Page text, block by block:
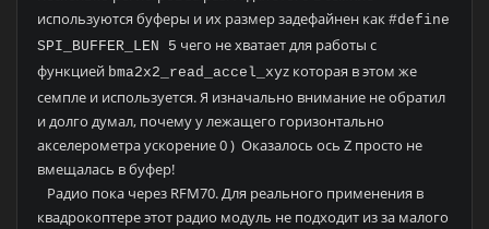
используются буферы и их размер задефайнен как #define
SPI_BUFFER_LEN 5 чего не хватает для работы с
функцией bma2x2_read_accel_xyz которая в этом же
семпле и используется. Я изначально внимание не обратил
и долго думал, почему у лежащего горизонтально
акселерометра ускорение 0 ) Оказалось ось Z просто не
вмещалась в буфер!
Радио пока через RFM70. Для реального применения в
квадрокоптере этот радио модуль не подходит из за малого